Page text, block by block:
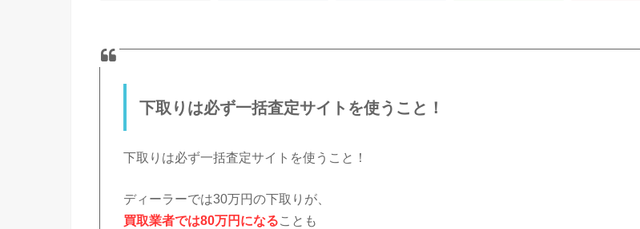
下取りは必ず一括査定サイトを使うこと！
下取りは必ず一括査定サイトを使うこと！
ディーラーでは30万円の下取りが、
買取業者では80万円になることも